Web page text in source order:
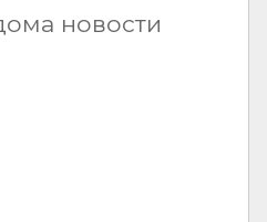
новости